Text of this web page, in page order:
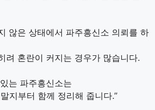
않은 상태에서 파주흥신소 의뢰를 하
려 혼란이 커지는 경우가 많습니다.
는 파주흥신소는
지부터 함께 정리해 줍니다.”